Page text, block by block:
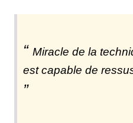
Miracle de la
est capable de